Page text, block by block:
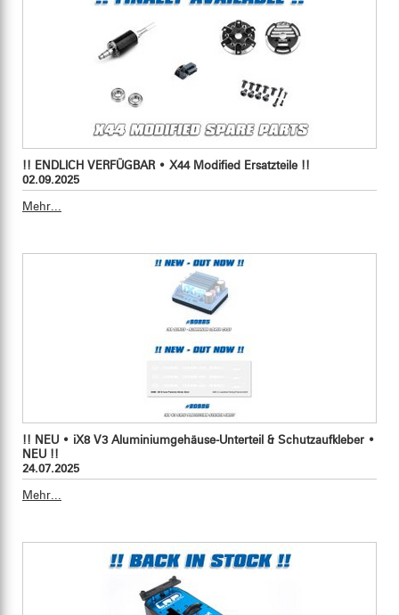
!! ENDLICH VERFÜGBAR • X44 Modified Ersatzteile !!
02.09.2025
Mehr...
!! NEU • iX8 V3 Aluminiumgehäuse-Unterteil & Schutzaufkleber •
NEU !!
24.07.2025
Mehr...